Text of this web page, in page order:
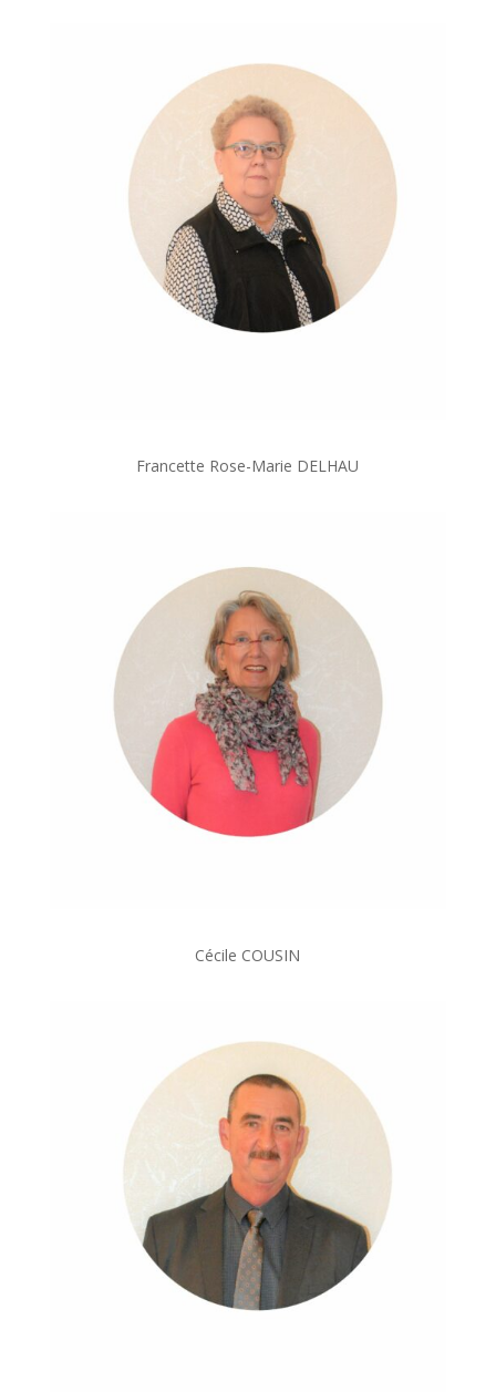
Francette Rose-Marie DELHAU
Cécile COUSIN